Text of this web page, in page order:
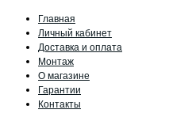
Главная
Личный кабинет
Доставка и оплата
Монтаж
О магазине
Гарантии
Контакты